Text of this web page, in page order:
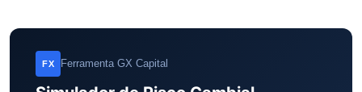
FX Ferramenta GX Capital